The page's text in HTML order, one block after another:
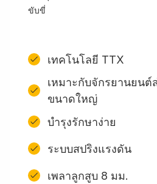
ขับขี่
เทคโนโลยี TTX
เหมาะกับจักรยานยน
ขนาดใหญ่
บำรุงรักษาง่าย
ระบบสปริงแรงดัน
เพลาลูกสูบ 8 มม.